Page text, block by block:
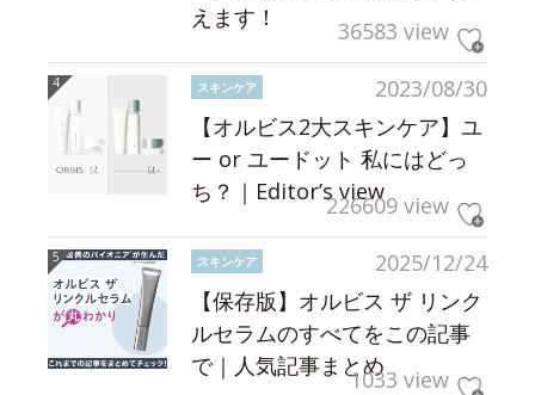
えます！
36583 view
2023/08/30
スキンケア
【オルビス2大スキンケア】ユ
ー or ユードット 私にはどっ
ち？｜Editor’s view226609 view
2025/12/24
スキンケア
【保存版】オルビス ザ リンク
ルセラムのすべてをこの記事
で｜人気記事まとめ1033 view